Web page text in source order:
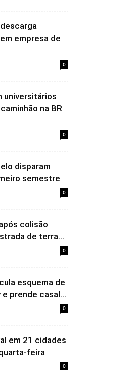
empresa de
0
universitários
na BR
0
disparam
semestre
0
colisão
de terra...
0
esquema de
prende casal...
0
em 21 cidades
feira
0